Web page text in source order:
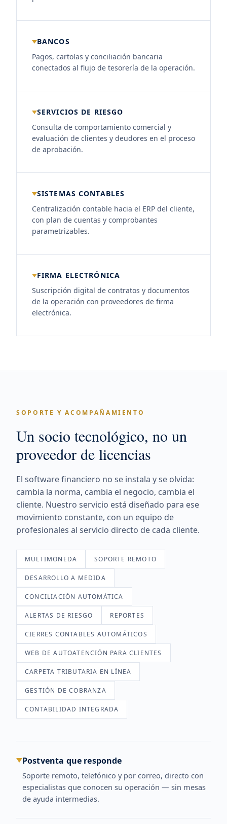
BANCOS
Pagos, cartolas y conciliación bancaria
conectados al flujo de tesorería de la operación.
SERVICIOS DE RIESGO
Consulta de comportamiento comercial y
evaluación de clientes y deudores en el proceso
de aprobación.
SISTEMAS CONTABLES
Centralización contable hacia el ERP del cliente,
con plan de cuentas y comprobantes
parametrizables.
FIRMA ELECTRÓNICA
Suscripción digital de contratos y documentos
de la operación con proveedores de firma
electrónica.
SOPORTE Y ACOMPAÑAMIENTO
Un socio tecnológico, no un
proveedor de licencias
El software financiero no se instala y se olvida:
cambia la norma, cambia el negocio, cambia el
cliente. Nuestro servicio está diseñado para ese
movimiento constante, con un equipo de
profesionales al servicio directo de cada cliente.
MULTIMONEDA SOPORTE REMOTO
DESARROLLO A MEDIDA
CONCILIACIÓN AUTOMÁTICA
ALERTAS DE RIESGO REPORTES
CIERRES CONTABLES AUTOMÁTICOS
WEB DE AUTOATENCIÓN PARA CLIENTES
CARPETA TRIBUTARIA EN LÍNEA
GESTIÓN DE COBRANZA
CONTABILIDAD INTEGRADA
Postventa que responde
Soporte remoto, telefónico y por correo, directo con
especialistas que conocen su operación — sin mesas
de ayuda intermedias.